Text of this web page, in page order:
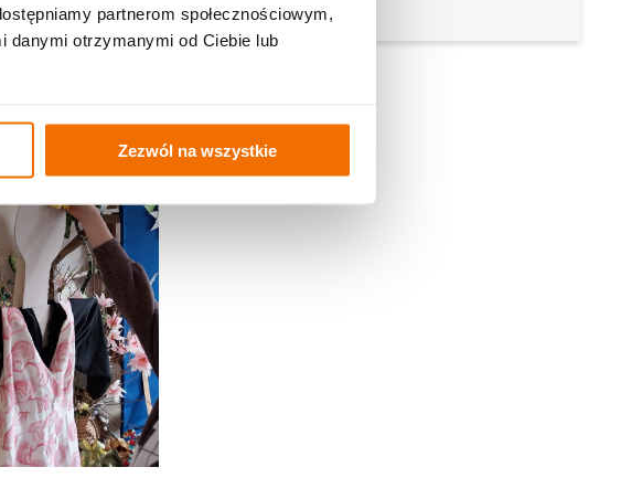
partnerom społecznościowym,
danymi otrzymanymi od Ciebie lub
Zezwól na wszystkie
Czytaj dalej